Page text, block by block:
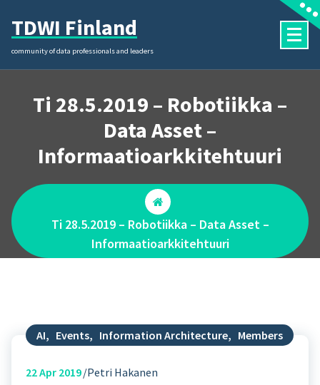
content
TDWI Finland
community of data professionals and leaders
Ti 28.5.2019 – Robotiikka –
Data Asset –
Informaatioarkkitehtuuri
Ti 28.5.2019 – Robotiikka – Data Asset –
Informaatioarkkitehtuuri
AI, Events, Information Architecture, Members
22Apr 2019 Petri Hakanen